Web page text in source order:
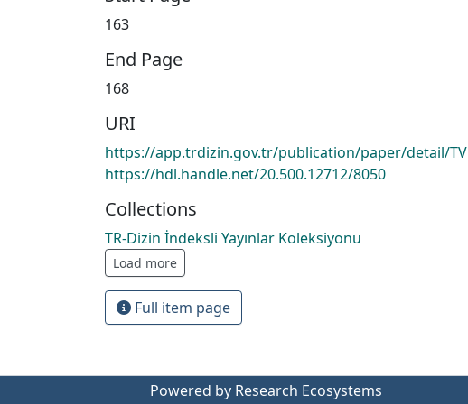
163
End Page
168
URI
https://app.trdizin.gov.tr/publication/paper/detail/
https://hdl.handle.net/20.500.12712/8050
Collections
TR-Dizin İndeksli Yayınlar Koleksiyonu
Load more
Full item page
Powered by Research Ecosystems